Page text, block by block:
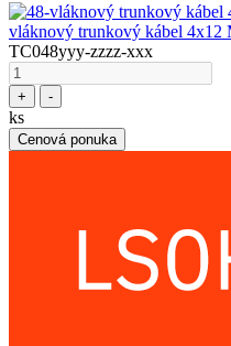
vláknový trunkový kábel 4x12
TC048yyy-zzzz-xxx
+ -
ks
Cenová ponuka